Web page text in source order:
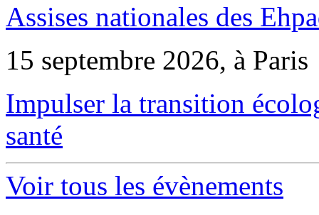
Assises nationales des
15 septembre 2026, à Paris
Impulser la transition
santé
Voir tous les évènements